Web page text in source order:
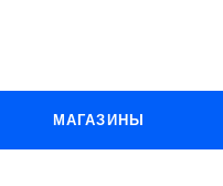
МАГАЗИНЫ